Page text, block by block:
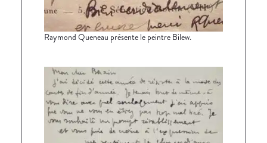
Raymond Queneau présente le peintre Bilew.